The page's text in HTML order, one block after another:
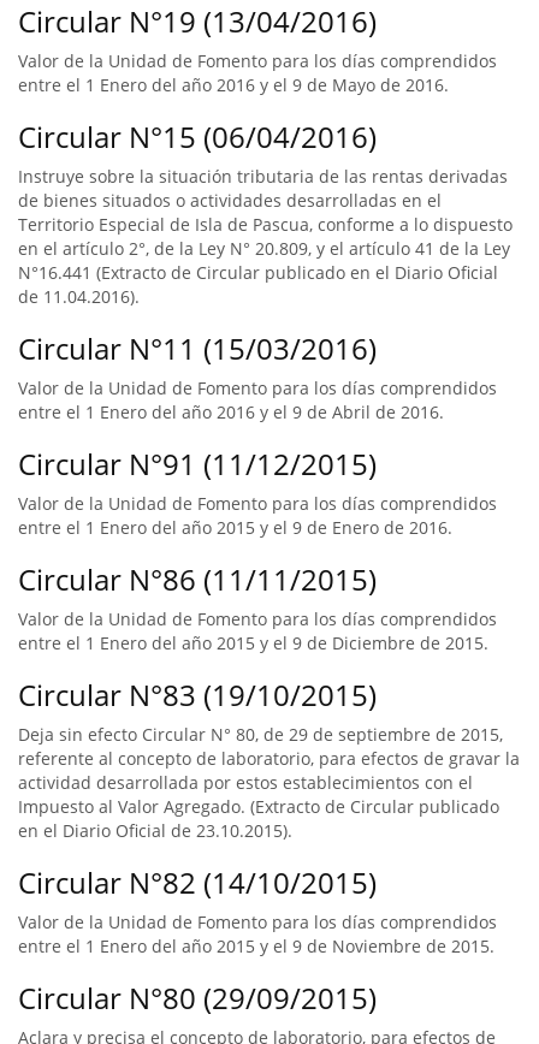
Circular N°19 (13/04/2016)
Valor de la Unidad de Fomento para los días comprendidos
entre el 1 Enero del año 2016 y el 9 de Mayo de 2016.
Circular N°15 (06/04/2016)
Instruye sobre la situación tributaria de las rentas derivadas
de bienes situados o actividades desarrolladas en el
Territorio Especial de Isla de Pascua, conforme a lo dispuesto
en el artículo 2°, de la Ley N° 20.809, y el artículo 41 de la Ley
N°16.441 (Extracto de Circular publicado en el Diario Oficial
de 11.04.2016).
Circular N°11 (15/03/2016)
Valor de la Unidad de Fomento para los días comprendidos
entre el 1 Enero del año 2016 y el 9 de Abril de 2016.
Circular N°91 (11/12/2015)
Valor de la Unidad de Fomento para los días comprendidos
entre el 1 Enero del año 2015 y el 9 de Enero de 2016.
Circular N°86 (11/11/2015)
Valor de la Unidad de Fomento para los días comprendidos
entre el 1 Enero del año 2015 y el 9 de Diciembre de 2015.
Circular N°83 (19/10/2015)
Deja sin efecto Circular N° 80, de 29 de septiembre de 2015,
referente al concepto de laboratorio, para efectos de gravar la
actividad desarrollada por estos establecimientos con el
Impuesto al Valor Agregado. (Extracto de Circular publicado
en el Diario Oficial de 23.10.2015).
Circular N°82 (14/10/2015)
Valor de la Unidad de Fomento para los días comprendidos
entre el 1 Enero del año 2015 y el 9 de Noviembre de 2015.
Circular N°80 (29/09/2015)
Aclara y precisa el concepto de laboratorio, para efectos de